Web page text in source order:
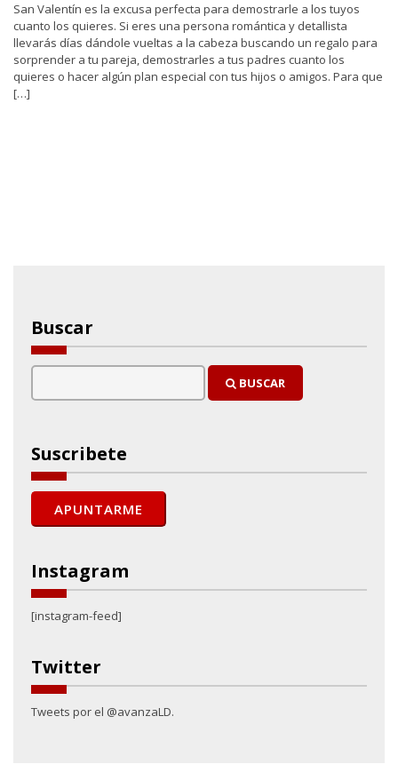
San Valentín es la excusa perfecta para demostrarle a los tuyos
cuanto los quieres. Si eres una persona romántica y detallista
llevarás días dándole vueltas a la cabeza buscando un regalo para
sorprender a tu pareja, demostrarles a tus padres cuanto los
quieres o hacer algún plan especial con tus hijos o amigos. Para que
[…]
Buscar
BUSCAR
Suscribete
Instagram
[instagram-feed]
Twitter
Tweets por el @avanzaLD.